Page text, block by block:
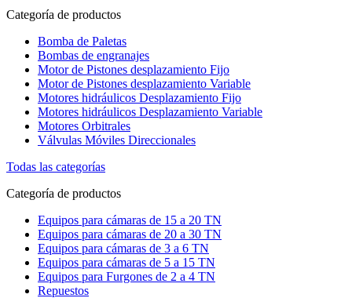
Categoría de productos
Bomba de Paletas
Bombas de engranajes
Motor de Pistones desplazamiento Fijo
Motor de Pistones desplazamiento Variable
Motores hidráulicos Desplazamiento Fijo
Motores hidráulicos Desplazamiento Variable
Motores Orbitrales
Válvulas Móviles Direccionales
Todas las categorías
Categoría de productos
Equipos para cámaras de 15 a 20 TN
Equipos para cámaras de 20 a 30 TN
Equipos para cámaras de 3 a 6 TN
Equipos para cámaras de 5 a 15 TN
Equipos para Furgones de 2 a 4 TN
Repuestos